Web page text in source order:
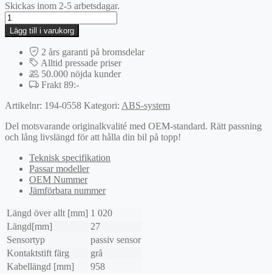
priset
341 kr.
priset
255,75 kr.
Skickas inom 2-5 arbetsdagar.
ABS-
givare
mängd
Lägg till i varukorg
2 års garanti på bromsdelar
Alltid pressade priser
50.000 nöjda kunder
Frakt 89:-
Artikelnr: 194-0558 Kategori: ABS-system
Del motsvarande originalkvalité med OEM-standard. Rätt passning
och lång livslängd för att hålla din bil på topp!
Teknisk specifikation
Passar modeller
OEM Nummer
Jämförbara nummer
Längd över allt [mm] 1 020
Längd[mm]
27
Sensortyp
passiv sensor
Kontaktstift färg
grå
Kabellängd [mm]
958